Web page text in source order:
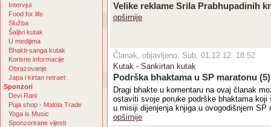
Intervjui
Food for life
Služba
Šaljivi kutak
U medijima
Bhakti-sanga kutak
Korisne informacije
Obrazovanje
Japa i kirtan retraet
Sponzori
Devi Rani
Puja shop - Malola Trade
Yoga is Music
Sponzorirane vijesti
Velike reklame Srila Prabhupadinih
opširnije
Članak, objavljeno: Sub, 01.12.12. 18:52
Kutak - Sankirtan kutak
Podrška bhaktama u SP maratonu (5)
Dragi bhakte u komentaru na ovaj članak
ostaviti svoje poruke podrške bhaktama koji
u misiji dijenjenja knjiga u ovogodišnjem SP
opširnije